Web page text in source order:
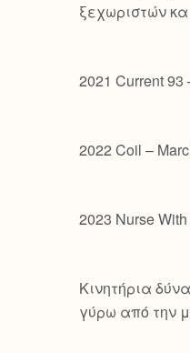
ξεχωριστών
2021 Current 93
2022 Coil –
2023 Nurse
Κινητήρια
γύρω από την